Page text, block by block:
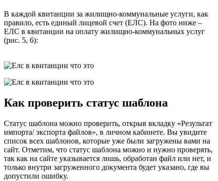
В каждой квитанции за жилищно-коммунальные услуги, как
правило, есть единый лицевой счет (ЕЛС). На фото ниже –
ЕЛС в квитанции на оплату жилищно-коммунальных услуг
(рис. 5, 6):
Как проверить статус шаблона
Статус шаблона можно проверить, открыв вкладку «Результат
импорта/ экспорта файлов», в личном кабинете. Вы увидите
список всех шаблонов, которые уже были загружены вами на
сайт. Отметим, что статус шаблона можно и нужно проверять,
так как на сайте указывается лишь, обработан файл или нет, и
только внутри загруженного документа будет указано, где вы
допустили ошибку.